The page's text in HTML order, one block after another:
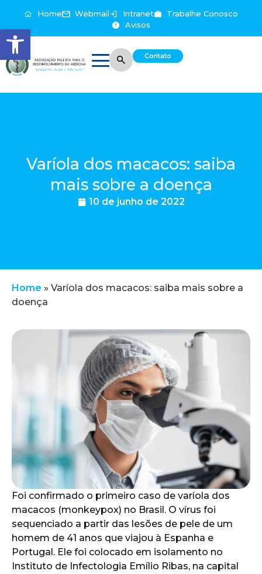
Abrir a barra de ferramentas
Home Webmail Intranet
Trabalhe Conosco
Avisos
Contato
Varíola dos macacos: saiba
mais sobre a doença
10 de junho de 2022
Home » Varíola dos macacos: saiba mais sobre a
doença
Foi confirmado o primeiro caso de varíola dos
macacos (monkeypox) no Brasil. O vírus foi
sequenciado a partir das lesões de pele de um
homem de 41 anos que viajou à Espanha e
Portugal. Ele foi colocado em isolamento no
Instituto de Infectologia Emílio Ribas, na capital